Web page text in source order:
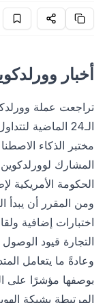
أخبار
المشارك
اختبارات إضافية
التجارة قيود
وعادةً ما يتعامل
بوصفها مؤشرًا على